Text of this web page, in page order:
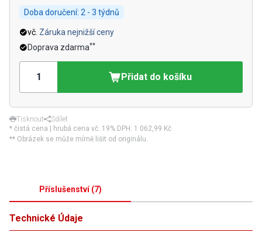
Doba doručení: 2 - 3 týdnů
vč. Záruka nejnižší ceny
Doprava zdarma**
Přidat do košíku
Tisknout
Sdílet
* čistá cena | hrubá cena vč. 19% DPH: 1 062,99 Kč
** Obrázek se může mírně lišit od originálu.
Příslušenství(7)
Technické Údaje